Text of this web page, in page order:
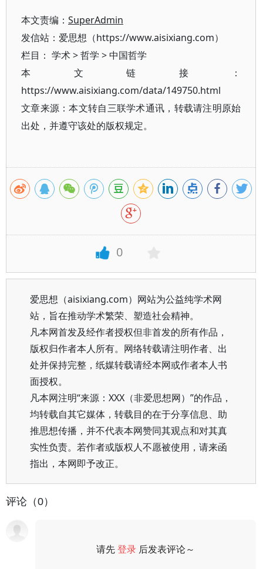
本文责编： SuperAdmin
发信站：爱思想（https://www.aisixiang.com）
栏目： 学术>哲学 >中国哲学
本文链接：
https://www.aisixiang.com/data/149750.html
文章来源：本文转自三联学术通讯，转载请注明原始
出处，并遵守该处的版权规定。
0
爱思想（aisixiang.com）网站为公益纯学术网
站，旨在推动学术繁荣、塑造社会精神。
凡本网首发及经作者授权但非首发的所有作品，
版权归作者本人所有。网络转载请注明作者、出
处并保持完整，纸媒转载请经本网或作者本人书
面授权。
凡本网注明“来源：XXX（非爱思想网）”的作品，
均转载自其它媒体，转载目的在于分享信息、助
推思想传播，并不代表本网赞同其观点和对其真
实性负责。若作者或版权人不愿被使用，请来函
指出，本网即予改正。
评论（0）
请先登录 后发表评论～